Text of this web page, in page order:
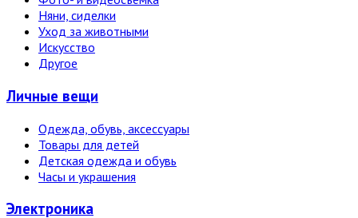
Няни, сиделки
Уход за животными
Искусство
Другое
Личные вещи
Одежда, обувь, аксессуары
Товары для детей
Детская одежда и обувь
Часы и украшения
Электро­ника